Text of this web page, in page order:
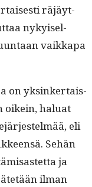
räjäyt­
nykyisel­
vaikka­pa
on yksinker­tais­
oikein, halu­at
eli
Sehän
ja
ilman